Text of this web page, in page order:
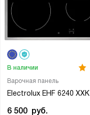
Варочная панель
Electrolux EHF 6240 XXK
В наличии
6 500 руб.